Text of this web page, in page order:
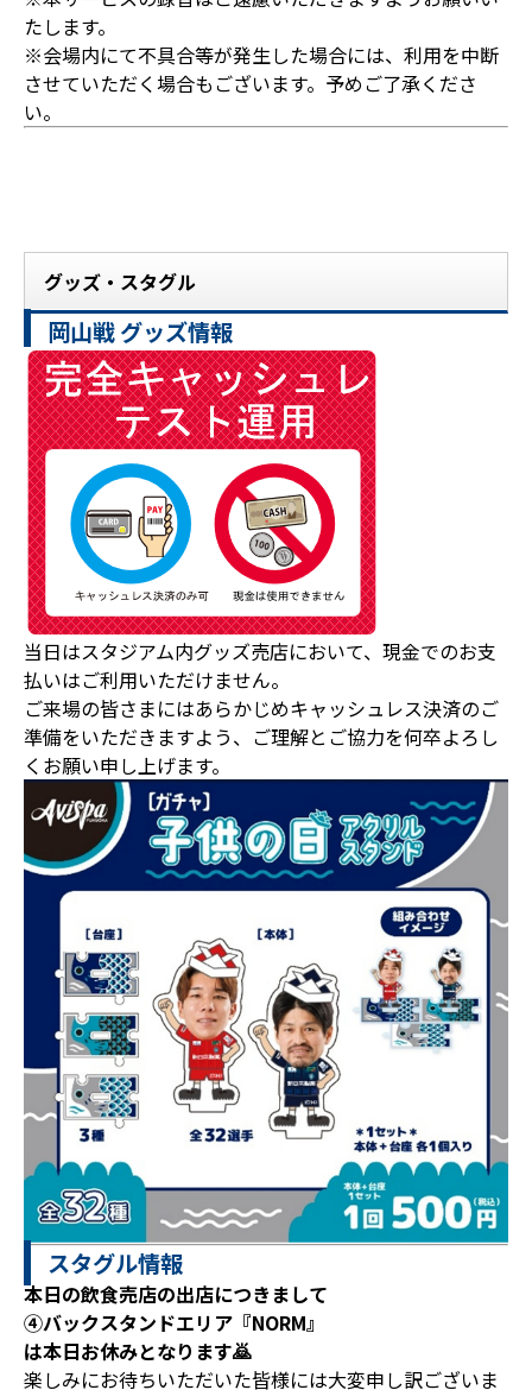
たします。
※会場内にて不具合等が発生した場合には、利用を中断
させていただく場合もございます。予めご了承くださ
い。
グッズ・スタグル
岡山戦 グッズ情報
当日はスタジアム内グッズ売店において、現金でのお支
払いはご利用いただけません。
ご来場の皆さまにはあらかじめキャッシュレス決済のご
準備をいただきますよう、ご理解とご協力を何卒よろし
くお願い申し上げます。
スタグル情報
本日の飲食売店の出店につきまして
④バックスタンドエリア『NORM』
は本日お休みとなります🙇
楽しみにお待ちいただいた皆様には大変申し訳ございま